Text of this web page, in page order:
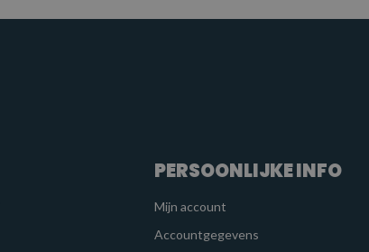
PERSOONLIJKE INFO
Mijn account
Accountgegevens